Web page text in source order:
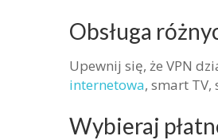
Obsługa
Upewnij się, że VPN
internetowa, smart
Wybieraj